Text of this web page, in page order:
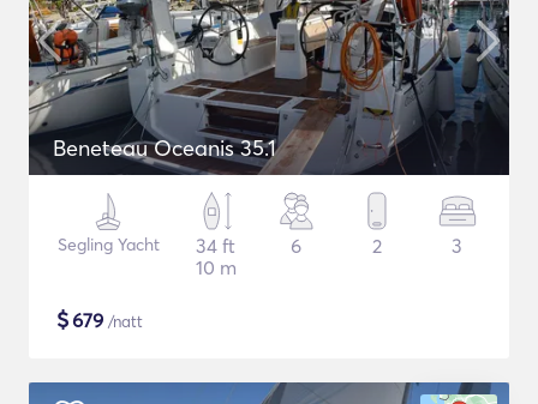
Beneteau Oceanis 35.1
Segling Yacht
34 ft
10 m
6 2 3
$679 /natt